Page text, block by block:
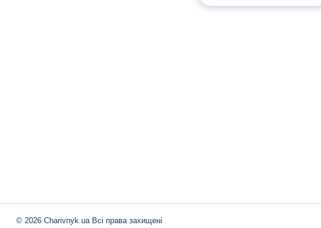
© 2026 Charivnyk.ua Всі права захищені